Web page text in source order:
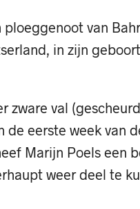
van
in zijn
zware val
eerste week van
Marijn Poels een
weer deel te